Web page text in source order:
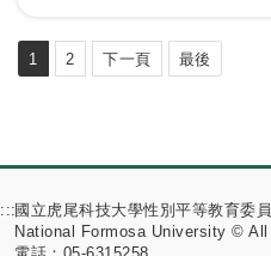
1 2 下一頁 最後
:::國立虎尾科技大學性別平等教育委
National Formosa University ©